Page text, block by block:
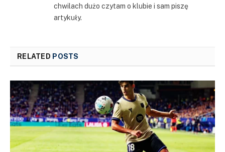
chwilach dużo czytam o klubie i sam piszę
artykuły.
RELATED POSTS